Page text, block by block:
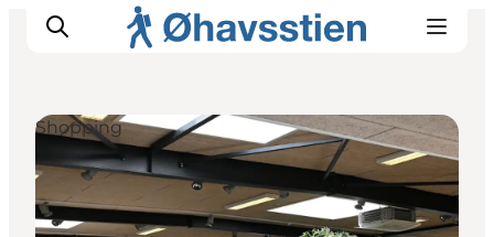
Inspiration
Vandreruter
Shopping